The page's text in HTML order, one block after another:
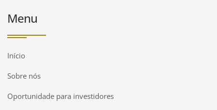
Menu
Início
Sobre nós
Oportunidade para investidores